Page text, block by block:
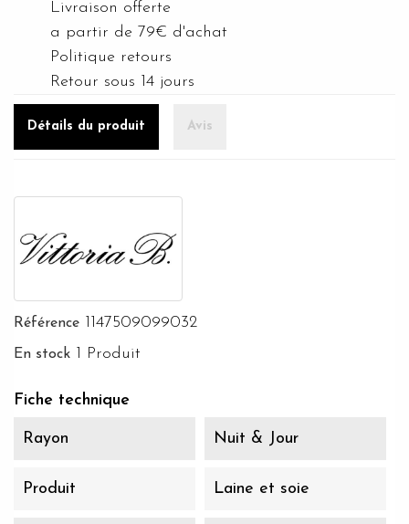
Livraison offerte
a partir de 79€ d'achat
Politique retours
Retour sous 14 jours
Détails du produit Avis
Référence 1147509099032
En stock 1 Produit
Fiche technique
Rayon Nuit & Jour
Produit Laine et soie